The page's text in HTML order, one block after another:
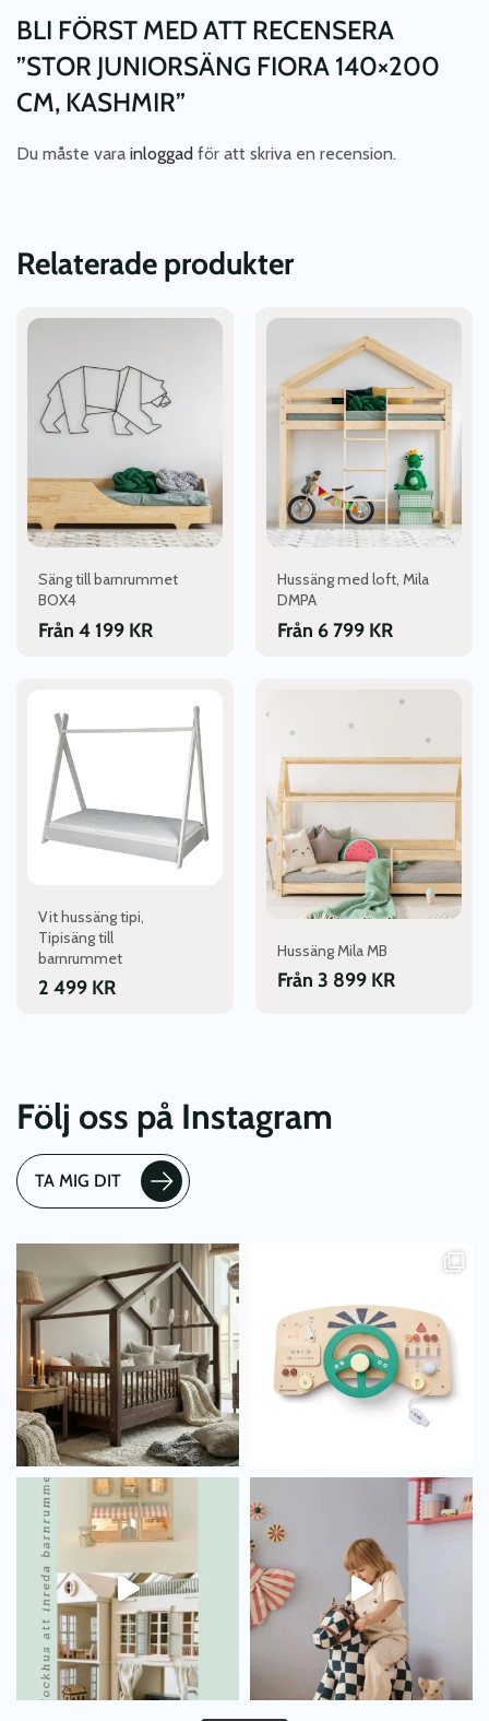
BLI FÖRST MED ATT RECENSERA
”STOR JUNIORSÄNG FIORA 140×200
CM, KASHMIR”
Du måste vara inloggad för att skriva en recension.
Relaterade produkter
Säng till barnrummet
BOX4
Från 4 199 KR
Den
produkten
flera
varianter.
olika
alternativen
kan
produktsidan
Hussäng med loft, Mila
DMPA
Från 6 799 KR
Den
produkten
flera
varianter.
olika
alternativen
kan
produktsidan
Vit hussäng tipi,
Tipisäng till
barnrummet
2 499 KR
Hussäng Mila MB
Från 3 899 KR
här
produkten
flera
varianter.
De
olika
alternativen
kan
produktsidan
Följ oss på Instagram
TA MIG DIT